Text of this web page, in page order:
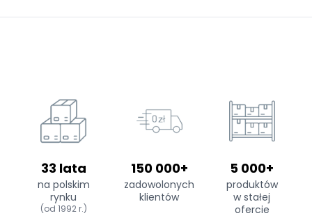
33 lata
na polskim
rynku
(od 1992 r.)
150 000+
zadowolonych
klientów
5 000+
produktów
w stałej
ofercie